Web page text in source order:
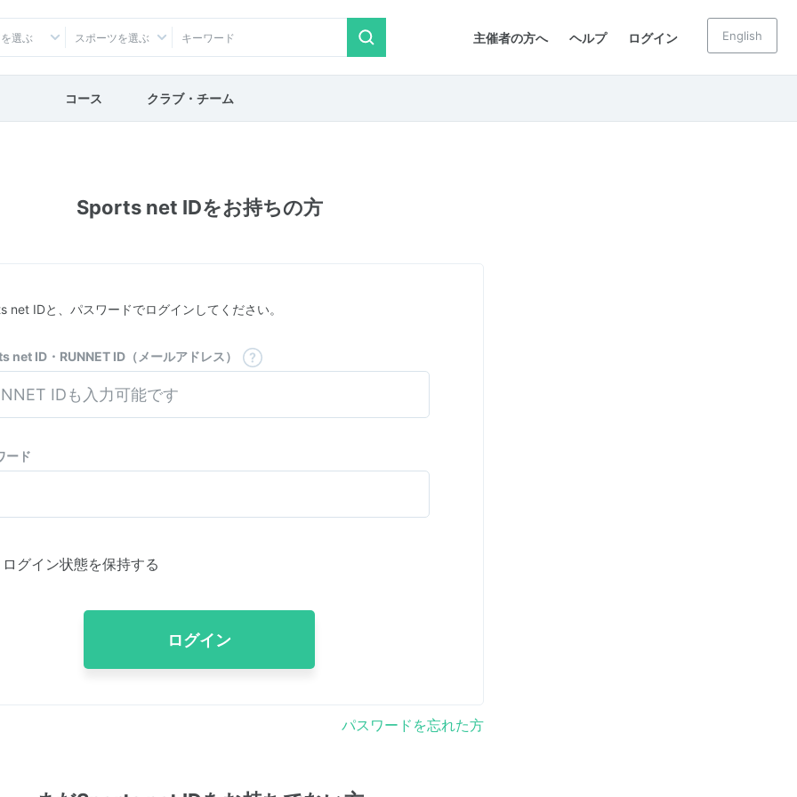
主催者の方へ ヘルプ ログイン
選ぶ スポーツを選ぶ English
コース クラブ・チーム
Sports net IDをお持ちの方
net IDと、パスワードでログインしてください。
net ID・RUNNET ID（メールアドレス）
ード
ログイン状態を保持する
ログイン
パスワードを忘れた方